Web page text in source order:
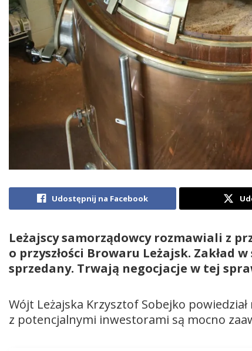
Udostępnij na Facebook
Leżajscy samorządowcy rozmawiali z
o przyszłości Browaru Leżajsk. Zakład
sprzedany. Trwają negocjacje w tej
Wójt Leżajska Krzysztof Sobejko
z potencjalnymi inwestorami są mocno